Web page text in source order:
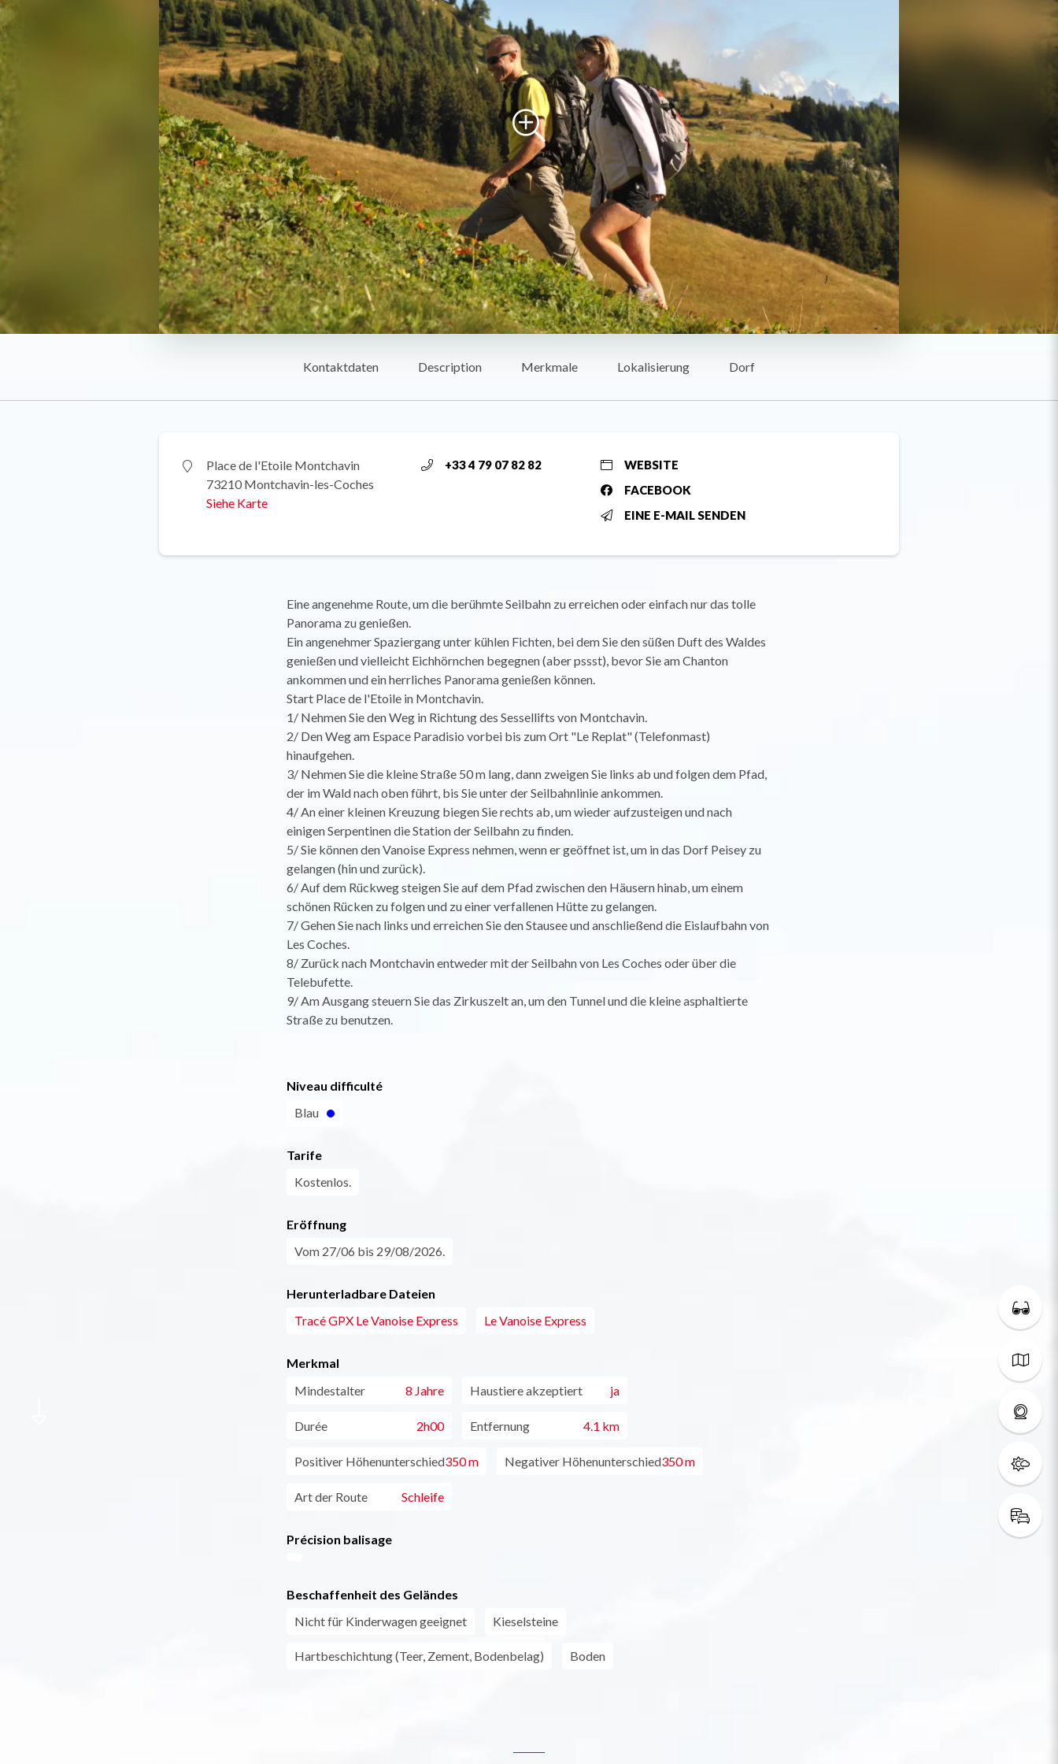
Kontaktdaten Description Merkmale Lokalisierung Dorf
Place de l'Etoile Montchavin
73210 Montchavin-les-Coches
Siehe Karte
+33 4 79 07 82 82
WEBSITE
FACEBOOK
EINE E-MAIL SENDEN
Eine angenehme Route, um die berühmte Seilbahn zu erreichen oder einfach nur das tolle
Panorama zu genießen.
Ein angenehmer Spaziergang unter kühlen Fichten, bei dem Sie den süßen Duft des Waldes
genießen und vielleicht Eichhörnchen begegnen (aber pssst), bevor Sie am Chanton
ankommen und ein herrliches Panorama genießen können.
Start Place de l'Etoile in Montchavin.
1/ Nehmen Sie den Weg in Richtung des Sessellifts von Montchavin.
2/ Den Weg am Espace Paradisio vorbei bis zum Ort "Le Replat" (Telefonmast)
hinaufgehen.
3/ Nehmen Sie die kleine Straße 50 m lang, dann zweigen Sie links ab und folgen dem Pfad,
der im Wald nach oben führt, bis Sie unter der Seilbahnlinie ankommen.
4/ An einer kleinen Kreuzung biegen Sie rechts ab, um wieder aufzusteigen und nach
einigen Serpentinen die Station der Seilbahn zu finden.
5/ Sie können den Vanoise Express nehmen, wenn er geöffnet ist, um in das Dorf Peisey zu
gelangen (hin und zurück).
6/ Auf dem Rückweg steigen Sie auf dem Pfad zwischen den Häusern hinab, um einem
schönen Rücken zu folgen und zu einer verfallenen Hütte zu gelangen.
7/ Gehen Sie nach links und erreichen Sie den Stausee und anschließend die Eislaufbahn von
Les Coches.
8/ Zurück nach Montchavin entweder mit der Seilbahn von Les Coches oder über die
Telebufette.
9/ Am Ausgang steuern Sie das Zirkuszelt an, um den Tunnel und die kleine asphaltierte
Straße zu benutzen.
Niveau difficulté
Blau
Tarife
Kostenlos.
Eröffnung
Vom 27/06 bis 29/08/2026.
Herunterladbare Dateien
Tracé GPX Le Vanoise Express
Le Vanoise Express
Merkmal
Mindestalter
8 Jahre Haustiere akzeptiert ja
Durée 2h00 Entfernung 4.1 km
Positiver Höhenunterschied350 m Negativer Höhenunterschied350 m
Art der Route Schleife
Précision balisage
Beschaffenheit des Geländes
Nicht für Kinderwagen geeignet
Kieselsteine
Hartbeschichtung (Teer, Zement, Bodenbelag) Boden